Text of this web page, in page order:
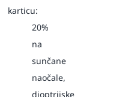
karticu:
20%
na
sunčane
naočale,
dioptrijske